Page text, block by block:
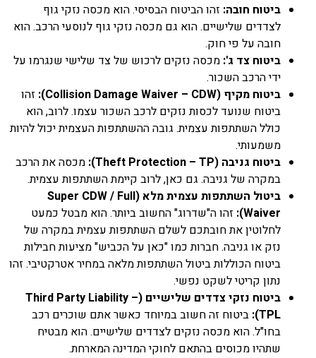
ביטוח חובה: זהו הביטוח הבסיסי. הוא מכסה נזקי גוף
לצדדים שלישיים. הוא גם מכסה נזקי גוף לנוסעי הרכב. הוא
חובה על פי חוק.
ביטוח צד ג': מכסה נזקים לרכוש של צד שלישי שנגרמו על
ידי הרכב השכור.
ביטוח מקיף (Collision Damage Waiver – CDW):
זהו
ביטוח שנועד לכסות נזקים לרכב השכור עצמו. לרוב, הוא
כולל השתתפות עצמית. גובה ההשתתפות העצמית יכול להיות
משמעותי.
ביטוח גניבה (Theft Protection – TP):
מכסה את הרכב
במקרה של גניבה. גם כאן, לרוב קיימת השתתפות עצמית.
ביטול השתתפות עצמית מלא (Super CDW / Full
Waiver):
זהו ה"שדרוג" החשוב ביותר. הוא מבטל כמעט
לחלוטין את חובתכם לשלם השתתפות עצמית במקרה של
נזק או גניבה. חברות כמו "כאן על הכביש" מציעות חבילות
ביטוח הכוללות ביטול השתתפות מלאה במחיר אטרקטיבי. זהו
נתון קריטי לשקט נפשי.
ביטוח נזקי צדדים שלישיים (Third Party Liability –
TPL): ביטוח זה חשוב במיוחד כאשר אתם שוכרים רכב
בחו"ל. הוא מכסה נזקים לצדדים שלישיים. הוא מבטיח
שתהיו מכוסים בהתאם לחוקי המדינה המארחת.